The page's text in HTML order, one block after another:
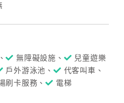
無障礙設施、
兒童遊樂
戶外游泳池、
代客叫車、
刷卡服務、 電梯